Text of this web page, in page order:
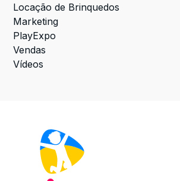
Locação de Brinquedos
Marketing
PlayExpo
Vendas
Vídeos